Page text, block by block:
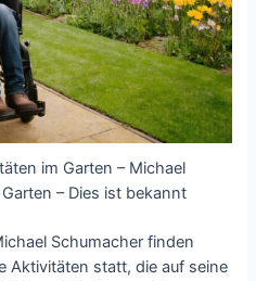
im Garten – Michael
– Dies ist bekannt
Schumacher finden
Aktivitäten statt, die auf seine